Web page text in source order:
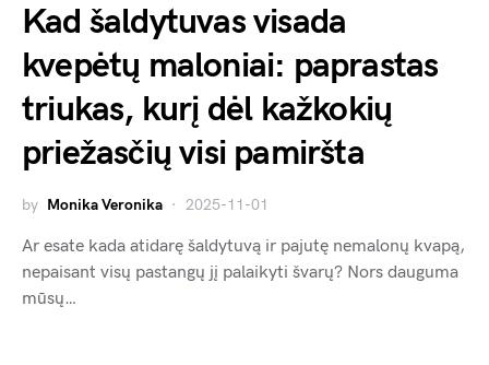
Kad šaldytuvas visada
kvepėtų maloniai: paprastas
triukas, kurį dėl kažkokių
priežasčių visi pamiršta
by Monika Veronika 2025-11-01
Ar esate kada atidarę šaldytuvą ir pajutę nemalonų kvapą,
nepaisant visų pastangų jį palaikyti švarų? Nors dauguma
mūsų…